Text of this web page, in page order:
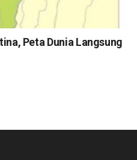
Peta Dunia Langsung